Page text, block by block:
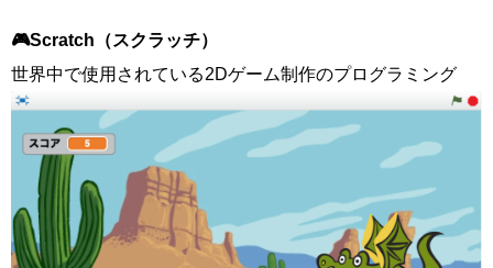
🎮Scratch（スクラッチ）
世界中で使用されている2Dゲーム制作のプログラミング